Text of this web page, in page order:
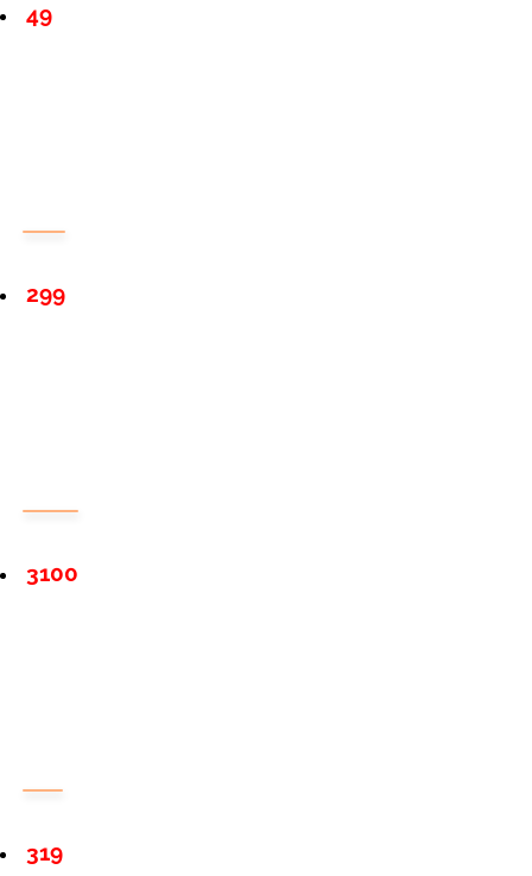
49
299
3100
319